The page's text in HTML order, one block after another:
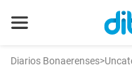
Diarios Bonaerenses>